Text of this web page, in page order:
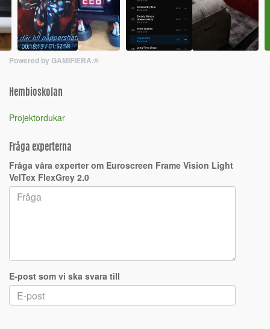
Powered by GAMIFIERA.®
Hembioskolan
Projektordukar
Fråga experterna
Fråga våra experter om Euroscreen Frame Vision Light
VelTex FlexGrey 2.0
E-post som vi ska svara till